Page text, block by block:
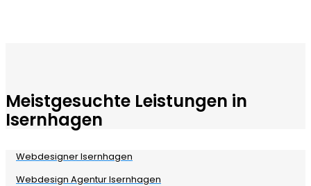
Meistgesuchte Leistungen in
Isernhagen
Webdesigner Isernhagen
Webdesign Agentur Isernhagen